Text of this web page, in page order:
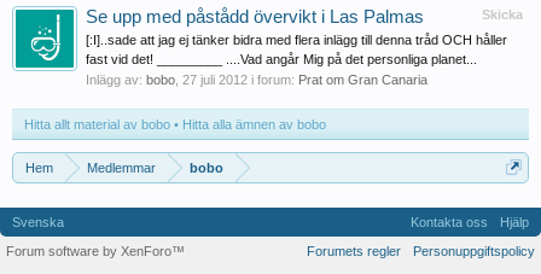
Skicka
Se upp med påstådd övervikt i Las Palmas
[:I]..sade att jag ej tänker bidra med flera inlägg till denna tråd OCH håller
fast vid det! _________ ....Vad angår Mig på det personliga planet...
Inlägg av: bobo 27 juli 2012 i forum: Prat om Gran Canaria
Hitta allt material av bobo Hitta alla ämnen av bobo
Hem Medlemmar bobo
Svenska Kontakta oss
Hjälp
Forumets regler
Personuppgiftspolicy
Forum software by XenForo™